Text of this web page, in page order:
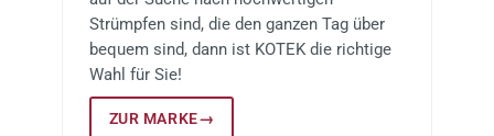
Strümpfen sind, die den ganzen Tag über
bequem sind, dann ist KOTEK die richtige
Wahl für Sie!
ZUR MARKE→